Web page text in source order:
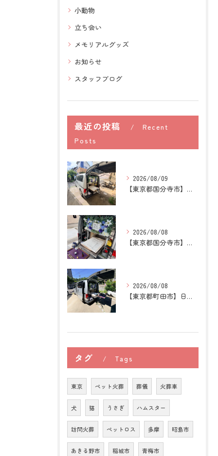
小動物
立ち会い
メモリアルグッズ
お知らせ
スタッフブログ
最近の投稿
Recent
Posts
2026/08/09
【東京都国分寺市】猫の訪問ペット火葬｜煙や遺骨への不安を残さ...
2026/08/08
【東京都国分寺市】うさぎの訪問ペット火葬｜牧草を替える時間が...
2026/08/08
【東京都町田市】日本スピッツの訪問ペット火葬｜愛犬との穏やか...
タグ Tags
東京 ペット火葬 葬儀 火葬車
犬 猫 うさぎ ハムスター
訪問火葬 ペットロス 多摩 昭島市
あきる野市 稲城市 青梅市